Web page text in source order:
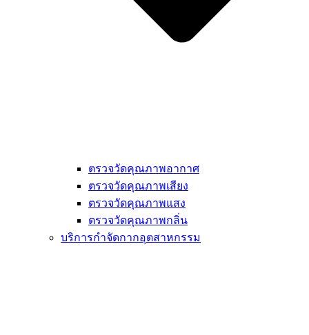
ตรวจวัดคุณภาพอากาศ
ตรวจวัดคุณภาพเสียง
ตรวจวัดคุณภาพแสง
ตรวจวัดคุณภาพกลิ่น
บริการกำจัดกากอุตสาหกรรม